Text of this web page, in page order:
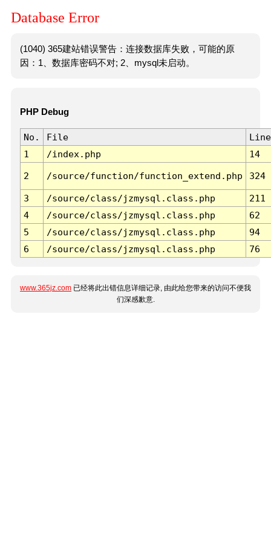
Database Error
(1040) 365建站错误警告：连接数据库失败，可能的原
因：1、数据库密码不对; 2、mysql未启动。
PHP Debug
No. File
Line
1
/index.php 14
2 /source/function/function_extend.php 324
3 /source/class/jzmysql.class.php
211
4
/source/class/jzmysql.class.php
62
5
/source/class/jzmysql.class.php
94
6
/source/class/jzmysql.class.php 76
www.365jz.com 已经将此出错信息详细记录, 由此给您带来的访问不便我
们深感歉意.